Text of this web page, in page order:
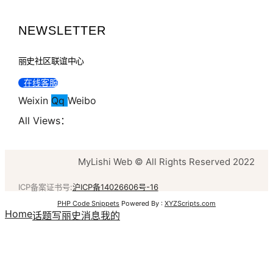
NEWSLETTER
丽史社区联谊中心
在线客服
Weixin Qq Weibo
All Views：
MyLishi Web © All Rights Reserved 2022
ICP备案证书号:沪ICP备14026606号-16
PHP Code Snippets Powered By : XYZScripts.com
Home话题写丽史消息我的